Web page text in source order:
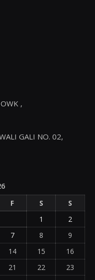
,
GALI NO. 02,
F S
S
1
2
7 8
9
14 15
16
21 22
23